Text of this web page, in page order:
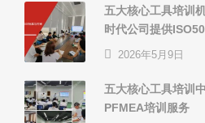
五大核心工具培训
时代公司提供
2026年5月9日
五大核心工具培训
PFMEA培训服务